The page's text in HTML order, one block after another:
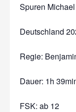
Spuren
Deutschland
Regie:
Dauer: 1h
FSK: ab 12